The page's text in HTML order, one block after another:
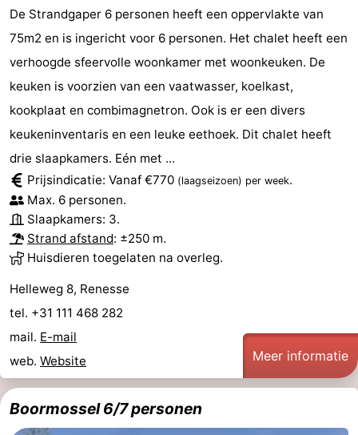
De Strandgaper 6 personen heeft een oppervlakte van
75m2 en is ingericht voor 6 personen. Het chalet heeft een
verhoogde sfeervolle woonkamer met woonkeuken. De
keuken is voorzien van een vaatwasser, koelkast,
kookplaat en combimagnetron. Ook is er een divers
keukeninventaris en een leuke eethoek. Dit chalet heeft
drie slaapkamers. Eén met ...
Prijsindicatie: Vanaf €770 (laagseizoen) per week.
Max. 6 personen.
Slaapkamers: 3.
Strand afstand: ±250 m.
Huisdieren toegelaten na overleg.
Helleweg 8, Renesse
tel. +31 111 468 282
mail. E-mail
web. Website Meer informatie
Boormossel 6/7 personen